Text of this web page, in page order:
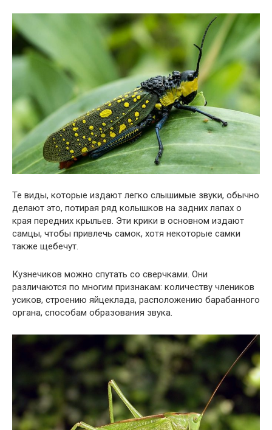
Те виды, которые издают легко слышимые звуки, обычно
делают это, потирая ряд колышков на задних лапах о
края передних крыльев. Эти крики в основном издают
самцы, чтобы привлечь самок, хотя некоторые самки
также щебечут.
Кузнечиков можно спутать со сверчками. Они
различаются по многим признакам: количеству члеников
усиков, строению яйцеклада, расположению барабанного
органа, способам образования звука.